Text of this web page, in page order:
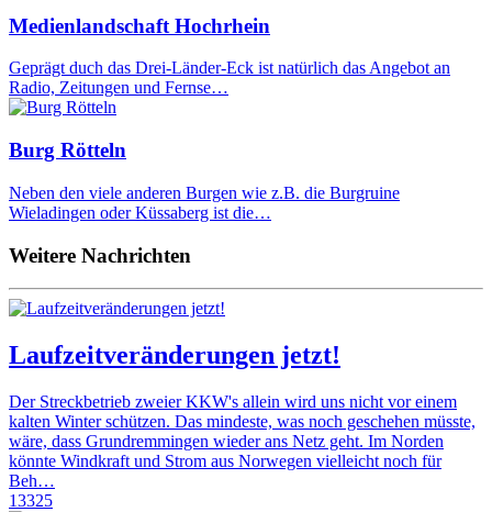
Medienlandschaft Hochrhein
Geprägt duch das Drei-Länder-Eck ist natürlich das Angebot an
Radio, Zeitungen und Fernse…
Burg Rötteln
Neben den viele anderen Burgen wie z.B. die Burgruine
Wieladingen oder Küssaberg ist die…
Weitere Nachrichten
Laufzeitveränderungen jetzt!
Der Streckbetrieb zweier KKW's allein wird uns nicht vor einem
kalten Winter schützen. Das mindeste, was noch geschehen müsste,
wäre, dass Grundremmingen wieder ans Netz geht. Im Norden
könnte Windkraft und Strom aus Norwegen vielleicht noch für
Beh…
13325